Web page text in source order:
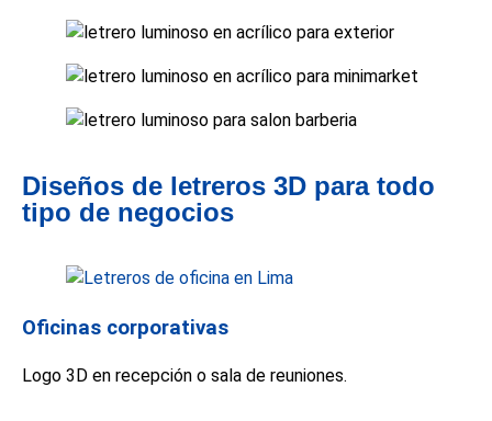
Diseños de letreros 3D para todo
tipo de negocios
Oficinas corporativas
Logo 3D en recepción o sala de reuniones.